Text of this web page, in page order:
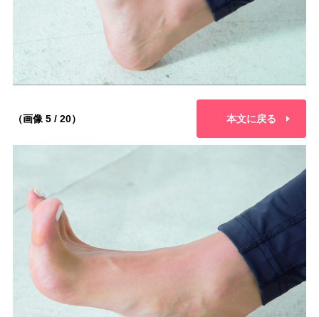
（画像 5 / 20） 本文に戻る